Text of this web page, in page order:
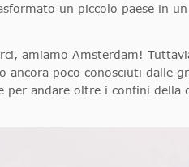
un piccolo paese in
amiamo Amsterdam!
ancora poco conosciuti
per andare oltre i confini della